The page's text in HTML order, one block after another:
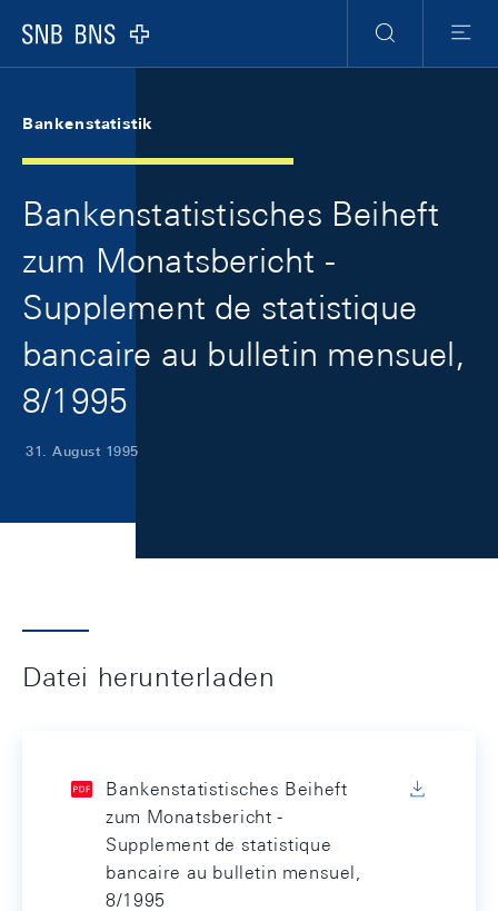
Logo
Suche
Menu
Bankenstatistik
Bankenstatistisches Beiheft
zum Monatsbericht -
Supplement de statistique
bancaire au bulletin mensuel,
8/1995
31. August 1995
Datei herunterladen
Bankenstatistisches Beiheft
zum Monatsbericht -
Supplement de statistique
bancaire au bulletin mensuel,
8/1995